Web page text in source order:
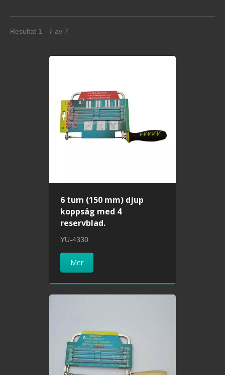
Resultat 1 - 7 av 7
6 tum (150 mm) djup
koppsåg med 4
reservblad.
YU-4330
Mer